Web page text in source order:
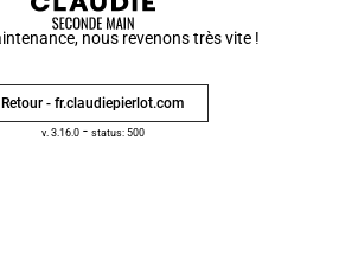
nous revenons très vite !
Retour - fr.claudiepierlot.com
v. 3.16.0- status: 500